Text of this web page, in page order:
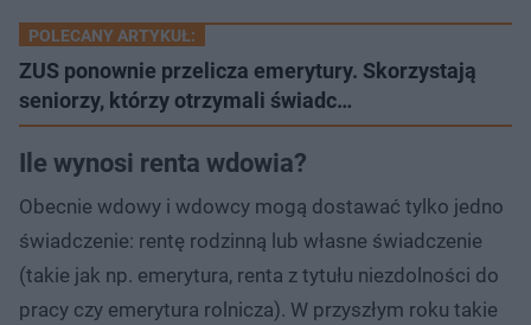
POLECANY ARTYKUŁ:
ZUS ponownie przelicza emerytury. Skorzystają
seniorzy, którzy otrzymali świadc…
Ile wynosi renta wdowia?
Obecnie wdowy i wdowcy mogą dostawać tylko jedno
świadczenie: rentę rodzinną lub własne świadczenie
(takie jak np. emerytura, renta z tytułu niezdolności do
pracy czy emerytura rolnicza). W przyszłym roku takie